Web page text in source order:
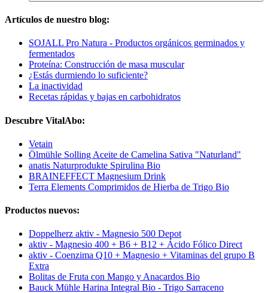
Artículos de nuestro blog:
SOJALL Pro Natura - Productos orgánicos germinados y
fermentados
Proteína: Construcción de masa muscular
¿Estás durmiendo lo suficiente?
La inactividad
Recetas rápidas y bajas en carbohidratos
Descubre VitalAbo:
Vetain
Ölmühle Solling Aceite de Camelina Sativa "Naturland"
anatis Naturprodukte Spirulina Bio
BRAINEFFECT Magnesium Drink
Terra Elements Comprimidos de Hierba de Trigo Bio
Productos nuevos:
Doppelherz aktiv - Magnesio 500 Depot
aktiv - Magnesio 400 + B6 + B12 + Ácido Fólico Direct
aktiv - Coenzima Q10 + Magnesio + Vitaminas del grupo B
Extra
Bolitas de Fruta con Mango y Anacardos Bio
Bauck Mühle Harina Integral Bio - Trigo Sarraceno